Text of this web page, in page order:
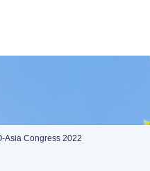
Asia Congress 2022